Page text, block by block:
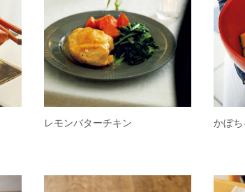
レモンバターチキン かぼ